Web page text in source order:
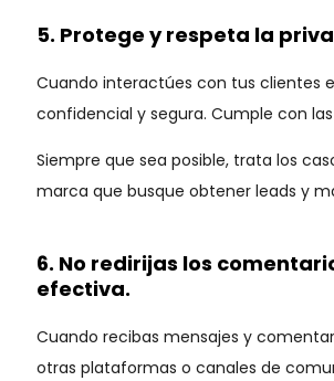
5. Protege y respeta la
Cuando interactúes con tus clientes
confidencial y segura. Cumple con
Siempre que sea posible, trata los
marca que busque obtener leads y
6. No redirijas los
efectiva.
Cuando recibas mensajes y
otras plataformas o canales de